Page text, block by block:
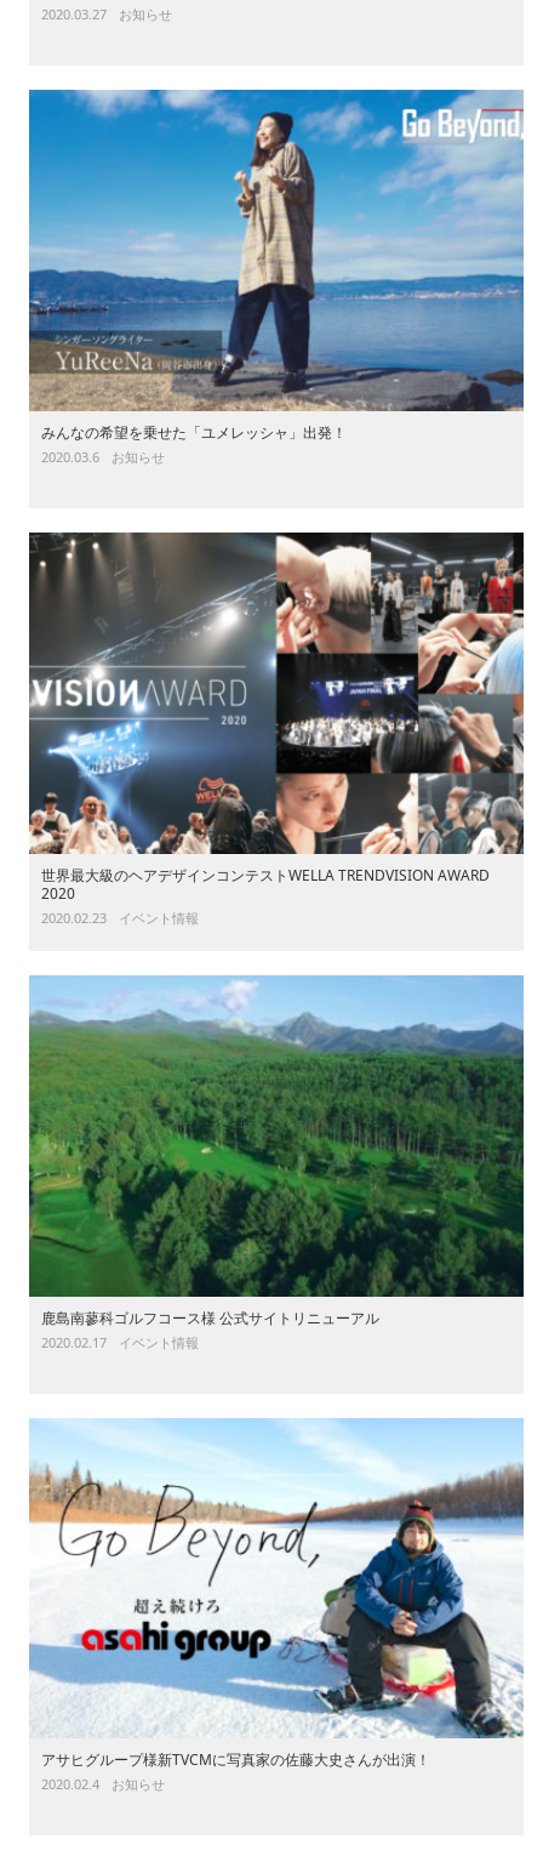
2020.03.27 お知らせ
みんなの希望を乗せた「ユメレッシャ」出発！
2020.03.6 お知らせ
世界最大級のヘアデザインコンテストWELLA TRENDVISION AWARD
2020
2020.02.23 イベント情報
鹿島南蓼科ゴルフコース様 公式サイトリニューアル
2020.02.17 イベント情報
アサヒグループ様新TVCMに写真家の佐藤大史さんが出演！
2020.02.4 お知らせ